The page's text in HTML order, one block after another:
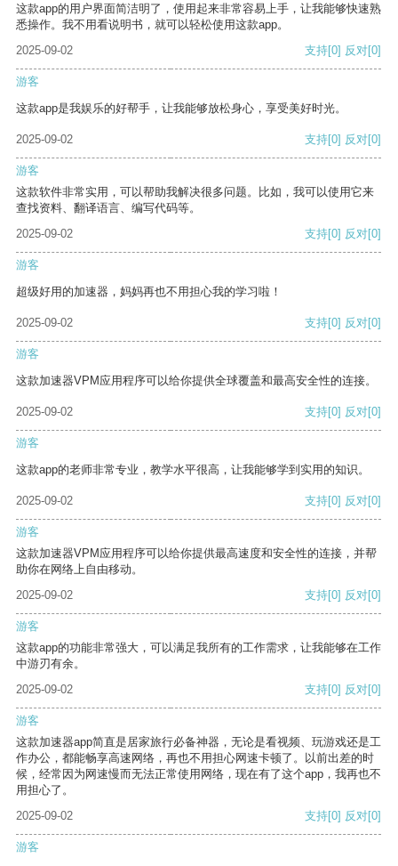
这款app的用户界面简洁明了，使用起来非常容易上手，让我能够快速熟
悉操作。我不用看说明书，就可以轻松使用这款app。
2025-09-02
支持[0] 反对[0]
游客
这款app是我娱乐的好帮手，让我能够放松身心，享受美好时光。
2025-09-02 支持[0] 反对[0]
游客
这款软件非常实用，可以帮助我解决很多问题。比如，我可以使用它来
查找资料、翻译语言、编写代码等。
2025-09-02
支持[0] 反对[0]
游客
超级好用的加速器，妈妈再也不用担心我的学习啦！
2025-09-02 支持[0] 反对[0]
游客
这款加速器VPM应用程序可以给你提供全球覆盖和最高安全性的连接。
2025-09-02 支持[0] 反对[0]
游客
这款app的老师非常专业，教学水平很高，让我能够学到实用的知识。
2025-09-02 支持[0] 反对[0]
游客
这款加速器VPM应用程序可以给你提供最高速度和安全性的连接，并帮
助你在网络上自由移动。
2025-09-02
支持[0] 反对[0]
游客
这款app的功能非常强大，可以满足我所有的工作需求，让我能够在工作
中游刃有余。
2025-09-02
支持[0] 反对[0]
游客
这款加速器app简直是居家旅行必备神器，无论是看视频、玩游戏还是工
作办公，都能畅享高速网络，再也不用担心网速卡顿了。以前出差的时
候，经常因为网速慢而无法正常使用网络，现在有了这个app，我再也不
用担心了。
2025-09-02
支持[0] 反对[0]
游客